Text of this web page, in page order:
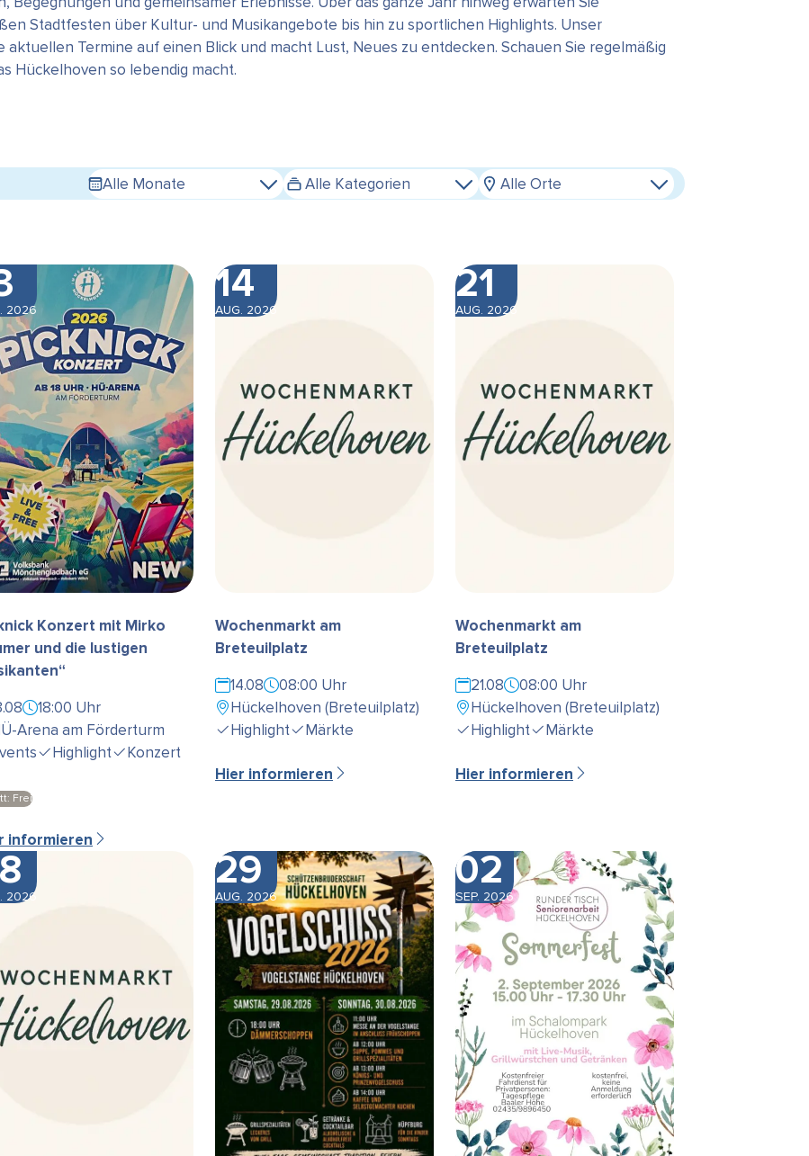
Stadtfesten über Kultur- und Musikangebote bis hin zu sportlichen Highlights. Unser
Termine auf einen Blick und macht Lust, Neues zu entdecken. Schauen Sie regelmäßig
Hückelhoven so lebendig macht.
Alle Monate Alle Kategorien Alle Orte
2026
Konzert mit Mirko
und die lustigen
18:00 Uhr
Arena am Förderturm
Highlight Konzert
Frei
informieren
14
AUG. 2026
Wochenmarkt am
Breteuilplatz
14.08
08:00 Uhr
Hückelhoven (Breteuilplatz)
Highlight
Märkte
Hier informieren
21
AUG. 2026
Wochenmarkt am
Breteuilplatz
21.08
08:00 Uhr
Hückelhoven (Breteuilplatz)
Highlight
Märkte
Hier informieren
2026
29
AUG. 2026
02
SEP. 2026